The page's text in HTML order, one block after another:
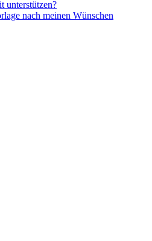
unterstützen?
nach meinen Wünschen